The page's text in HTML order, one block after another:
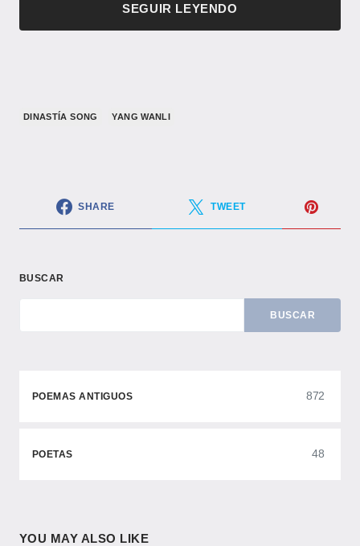
SEGUIR LEYENDO
​DINASTÍA SONG​ YANG WANLI
SHARE TWEET
BUSCAR
BUSCAR
POEMAS ANTIGUOS 872
POETAS 48
YOU MAY ALSO LIKE